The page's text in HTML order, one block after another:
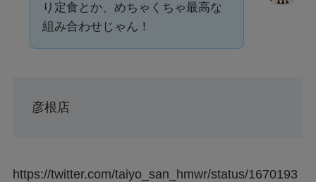
り定食とか、めちゃくちゃ最高な
組み合わせじゃん！
彦根店
https://twitter.com/taiyo_san_hmwr/status/1670193